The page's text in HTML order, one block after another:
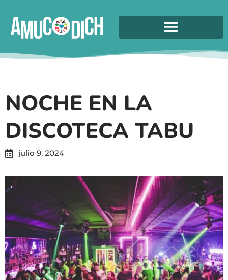
NOCHE EN LA
DISCOTECA TABU
julio 9, 2024